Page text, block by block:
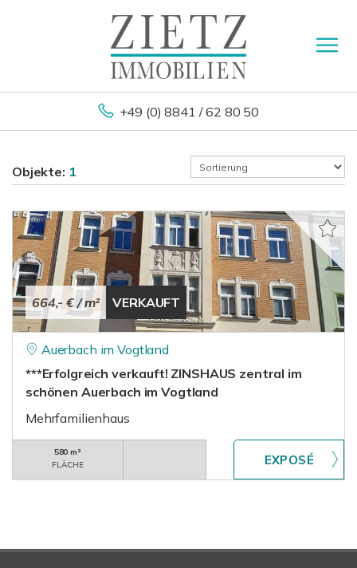
+49 (0) 8841 / 62 80 50
Objekte: 1
664,- € / m² VERKAUFT
Auerbach im Vogtland
***Erfolgreich verkauft! ZINSHAUS zentral im
schönen Auerbach im Vogtland
Mehrfamilienhaus
580 m²
FLÄCHE